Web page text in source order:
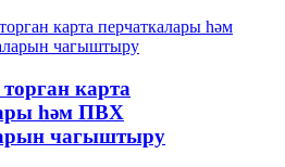
карта
һәм ПВХ
чагыштыру